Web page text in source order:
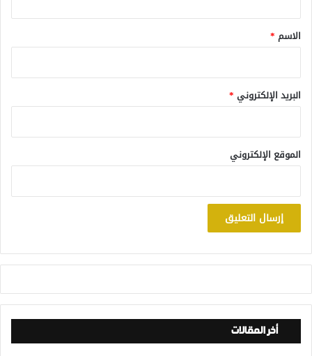
*
الاسم *
البريد الإلكتروني *
الموقع الإلكتروني
أخر المقالات